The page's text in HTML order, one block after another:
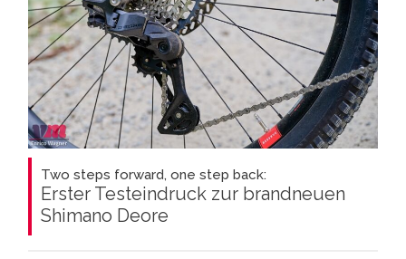
Two steps forward, one step back:
Erster Testeindruck zur brandneuen
Shimano Deore